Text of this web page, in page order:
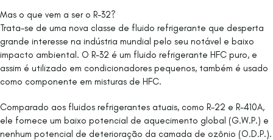
Mas o que vem a ser o R-32?
Trata-se de uma nova classe de fluido refrigerante que desperta
grande interesse na indústria mundial pelo seu notável e baixo
impacto ambiental. O R-32 é um fluido refrigerante HFC puro, e
assim é utilizado em condicionadores pequenos, também é usado
como componente em misturas de HFC.
Comparado aos fluidos refrigerantes atuais, como R-22 e R-410A,
ele fornece um baixo potencial de aquecimento global (G.W.P.) e
nenhum potencial de deterioração da camada de ozônio (O.D.P.).